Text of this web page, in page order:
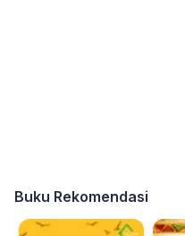
Buku Rekomendasi